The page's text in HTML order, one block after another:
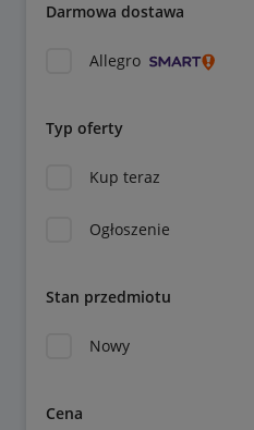
Darmowa dostawa
Allegro
Typ oferty
Kup teraz
Ogłoszenie
Stan przedmiotu
Nowy
Cena